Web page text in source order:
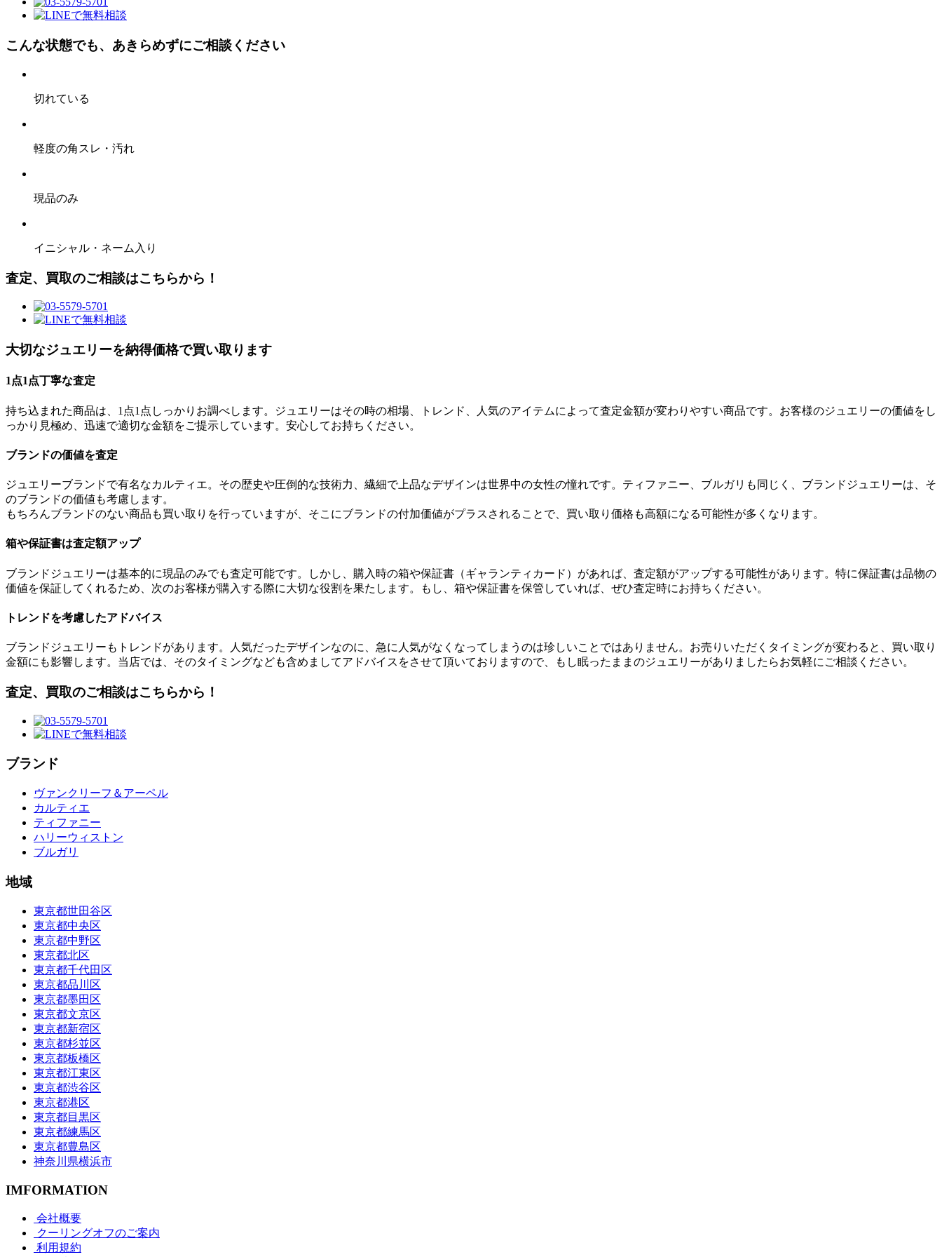
こんな状態でも、あきらめずにご相談ください
切れている
軽度の角スレ・汚れ
現品のみ
イニシャル・ネーム入り
査定、買取のご相談はこちらから！
大切なジュエリーを納得価格で買い取ります
1点1点丁寧な査定
持ち込まれた商品は、1点1点しっかりお調べします。ジュエリーはその時の相場、トレンド、人気のアイテムによって査定金額が変わりやすい商品です。お客様のジュエリーの価値をし
っかり見極め、迅速で適切な金額をご提示しています。安心してお持ちください。
ブランドの価値を査定
ジュエリーブランドで有名なカルティエ。その歴史や圧倒的な技術力、繊細で上品なデザインは世界中の女性の憧れです。ティファニー、ブルガリも同じく、ブランドジュエリーは、そ
のブランドの価値も考慮します。
もちろんブランドのない商品も買い取りを行っていますが、そこにブランドの付加価値がプラスされることで、買い取り価格も高額になる可能性が多くなります。
箱や保証書は査定額アップ
ブランドジュエリーは基本的に現品のみでも査定可能です。しかし、購入時の箱や保証書（ギャランティカード）があれば、査定額がアップする可能性があります。特に保証書は品物の
価値を保証してくれるため、次のお客様が購入する際に大切な役割を果たします。もし、箱や保証書を保管していれば、ぜひ査定時にお持ちください。
トレンドを考慮したアドバイス
ブランドジュエリーもトレンドがあります。人気だったデザインなのに、急に人気がなくなってしまうのは珍しいことではありません。お売りいただくタイミングが変わると、買い取り
金額にも影響します。当店では、そのタイミングなども含めましてアドバイスをさせて頂いておりますので、もし眠ったままのジュエリーがありましたらお気軽にご相談ください。
査定、買取のご相談はこちらから！
ブランド
ヴァンクリーフ＆アーペル
カルティエ
ティファニー
ハリーウィストン
ブルガリ
地域
東京都世田谷区
東京都中央区
東京都中野区
東京都北区
東京都千代田区
東京都品川区
東京都墨田区
東京都文京区
東京都新宿区
東京都杉並区
東京都板橋区
東京都江東区
東京都渋谷区
東京都港区
東京都目黒区
東京都練馬区
東京都豊島区
神奈川県横浜市
IMFORMATION
会社概要
クーリングオフのご案内
利用規約